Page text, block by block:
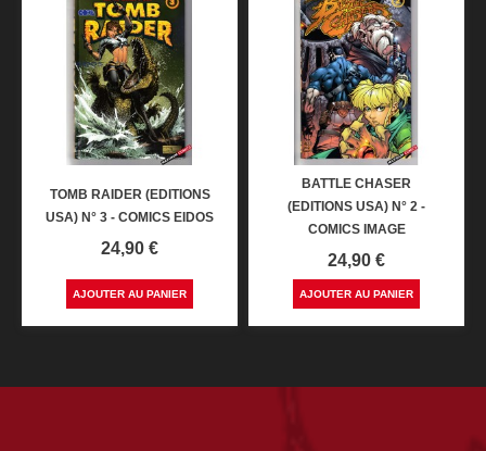
TOMB RAIDER (EDITIONS
USA) N° 3 - COMICS EIDOS
Prix
24,90 €
AJOUTER AU PANIER
BATTLE CHASER
(EDITIONS USA) N° 2 -
COMICS IMAGE
Prix
24,90 €
AJOUTER AU PANIER